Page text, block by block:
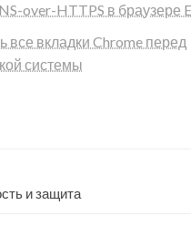
over-HTTPS в браузере
все вкладки Chrome перед
системы
и защита